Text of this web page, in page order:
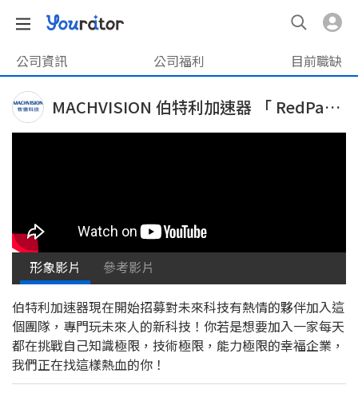
公司資訊 公司福利 目前職缺
MACHVISION 伯特利加速器 「 RedPay 」
形象影片 參考影片
伯特利加速器現在開始招募對未來科技有熱情的夥伴加入這
個團隊，專門玩未來人的新科技！你若是想要加入一家每天
都在挑戰自己知識極限，技術極限，能力極限的幸福企業，
我們正在找這樣熱血的你！